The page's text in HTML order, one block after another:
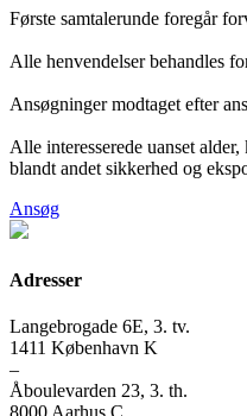
Første samtalerunde foregår
Alle henvendelser behandles
Ansøgninger modtaget efter
Alle interesserede uanset
blandt andet sikkerhed og
Ansøg
Adresser
Langebrogade 6E, 3. tv.
1411 København K
–
Åboulevarden 23, 3. th.
8000 Aarhus C.